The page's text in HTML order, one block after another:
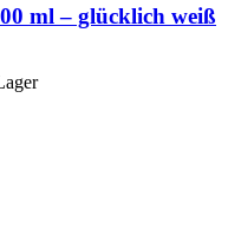
ml – glücklich weiß